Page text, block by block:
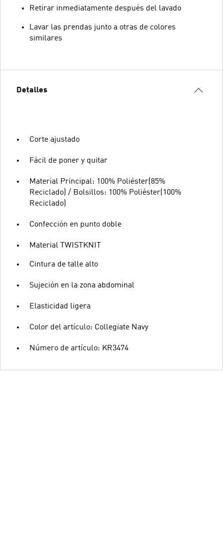
Retirar inmediatamente después del lavado
Lavar las prendas junto a otras de colores
similares
Detalles
Corte ajustado
Fácil de poner y quitar
Material Principal: 100% Poliéster(85%
Reciclado) / Bolsillos: 100% Poliéster(100%
Reciclado)
Confección en punto doble
Material TWISTKNIT
Cintura de talle alto
Sujeción en la zona abdominal
Elasticidad ligera
Color del artículo: Collegiate Navy
Número de artículo: KR3474